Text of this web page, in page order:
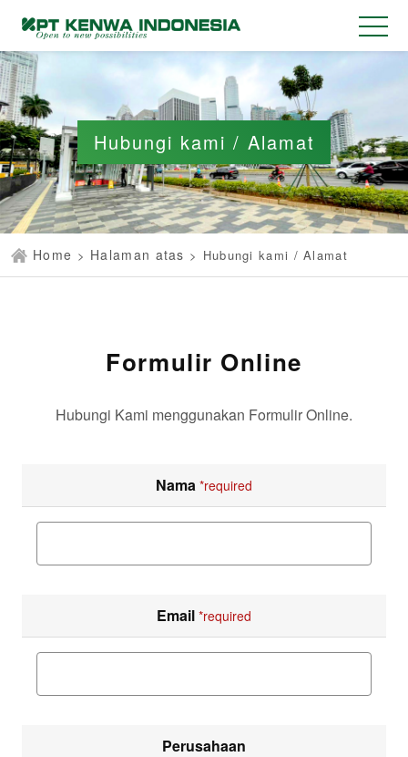
Hubungi kami / Alamat
Home > Halaman atas > Hubungi kami / Alamat
Formulir Online
Hubungi Kami menggunakan Formulir Online.
Nama *required
Email *required
Perusahaan